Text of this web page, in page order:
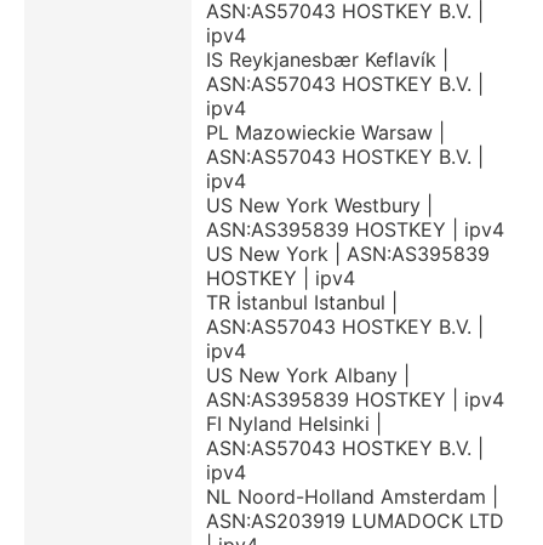
ASN:AS57043 HOSTKEY B.V. |
ipv4
IS Reykjanesbær Keflavík |
ASN:AS57043 HOSTKEY B.V. |
ipv4
PL Mazowieckie Warsaw |
ASN:AS57043 HOSTKEY B.V. |
ipv4
US New York Westbury |
ASN:AS395839 HOSTKEY | ipv4
US New York | ASN:AS395839
HOSTKEY | ipv4
TR İstanbul Istanbul |
ASN:AS57043 HOSTKEY B.V. |
ipv4
US New York Albany |
ASN:AS395839 HOSTKEY | ipv4
FI Nyland Helsinki |
ASN:AS57043 HOSTKEY B.V. |
ipv4
NL Noord-Holland Amsterdam |
ASN:AS203919 LUMADOCK LTD